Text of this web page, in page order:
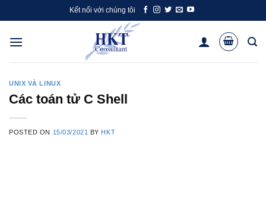
to
content
Kết nối với chúng tôi
UNIX VÀ LINUX
Các toán tử C Shell
POSTED ON 15/03/2021 BY HKT